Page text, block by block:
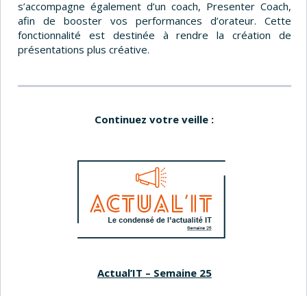
s’accompagne également d’un coach, Presenter Coach,
afin de booster vos performances d’orateur. Cette
fonctionnalité est destinée à rendre la création de
présentations plus créative.
Continuez votre veille :
Actual’IT – Semaine 25